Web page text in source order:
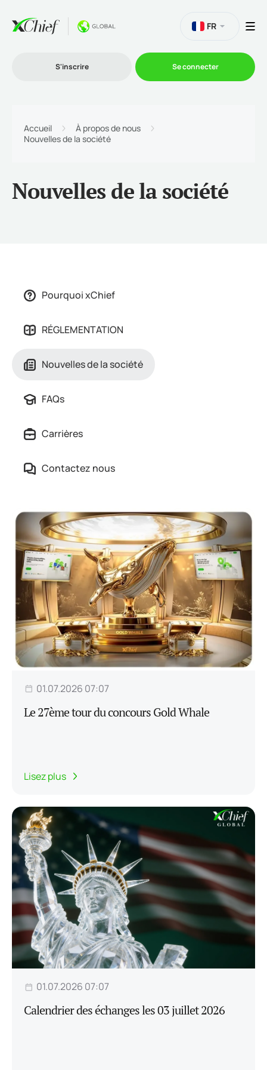
Promotions
FR
S'inscrire Se connecter
Accueil
À propos de nous
Nouvelles de la société
Nouvelles de la société
Pourquoi xChief
RÉGLEMENTATION
Nouvelles de la société
FAQs
Carrières
Contactez nous
01.07.2026 07:07
Le 27ème tour du concours Gold Whale
Lisez plus
01.07.2026 07:07
Calendrier des échanges les 03 juillet 2026